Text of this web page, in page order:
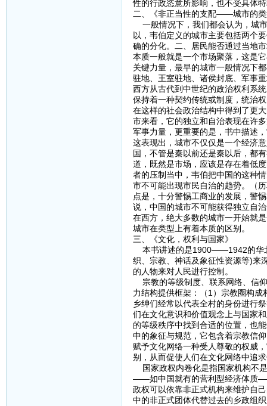
性的行政恣意所影响，也不受具体
二、《非正当性的支配——城市的类
一般情况下，我们都会认为，城
以，韦伯定义的城市主要包括两个
确的分化。二、居民能否通过当地
本质一般就是一个市场聚落，这是
关键力量，最早的城市一般情况下
驻地、王室驻地、诸侯封底、军事
西方从古代到中世纪的政治权利系
保持着一种契约传统或制度，统治
在这样的社会政治结构中得到了更
市来看，它的独立和自治表现在许
军事力量，更重要的是，书中描述
这表现出，城市不仅仅是一个经济
国，不管是秦以前还是秦以后，都
道，既然是市场，应该是存在着低
者的压制当中，韦伯把中国的这种
市不可能出现市民自治的趋势。（
点是，十分警惕工商业的发展，警
说，中国的城市不可能获得独立自
在西方，绝大多数的城市一开始就
城市在类型上有着本质的区别。
三、《文化，权利与国家》
本书讲述的是1900——1942的华
织、宗教、神话及象征性资源等)来
的人物来对人民进行控制。
宗教的等级制度、联系网络、信
力结构提供框架：（1）宗教圈构
乡绅们经常以代表全村的身份进行
们在文化意识和价值观念上与国家
的等级秩序中找到合适的位置，也
中的象征与规范，它包含着宗教信
赋予文化网络一种受人尊敬的权威
别，从而促使人们在文化网络中追
国家政权内卷化是指国家机构不
——如中国就有的营利型经济体质
政权可以依靠非正式机构来维护自
中的非正式团体代替过去的乡政组